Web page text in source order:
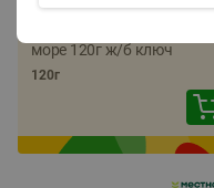
тихоокеанской
море 120г ж/б ключ
120г